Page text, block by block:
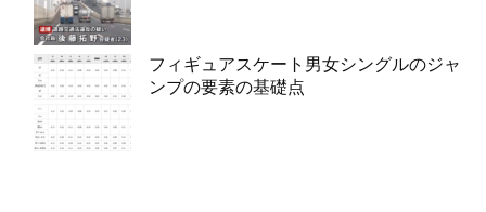
フィギュアスケート男女シングルのジャ
ンプの要素の基礎点